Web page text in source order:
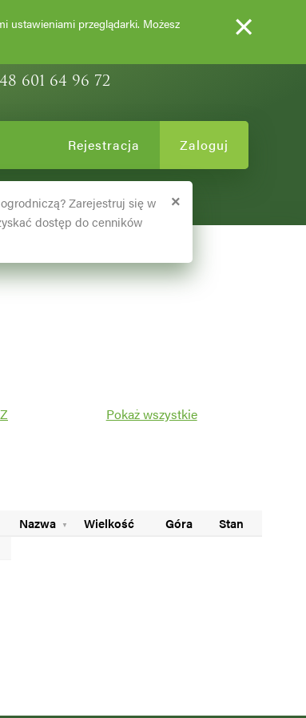
601 64 96 72
Zaloguj
Rejestracja
Zarejestruj się w
dostęp do cenników
×
Z Pokaż wszystkie
Nazwa Wielkość Góra Stan
ustawieniami przeglądarki. Możesz
×